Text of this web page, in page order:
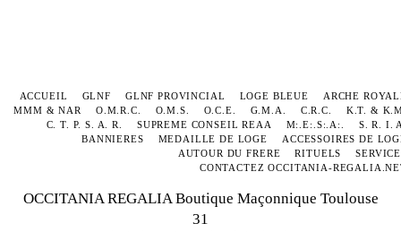
OCCITANIA REGALIA Boutique Maçonnique Toulouse
31
ACCUEIL GLNF GLNF PROVINCIAL LOGE BLEUE
ARCHE
MMM & NAR
O.M.R.C. O.M.S. O.C.E. G.M.A. C.R.C.
K.T. &
C. T. P. S. A. R.
SUPREME CONSEIL REAA M:.E:.S:.A:.
S. R. I.
BANNIERES
MEDAILLE DE LOGE
ACCESSOIRES DE
AUTOUR DU FRERE
RITUELS
CONTACTEZ OCCITANIA-